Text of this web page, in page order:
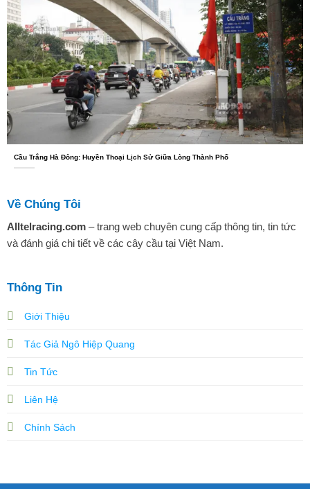
Về Chúng Tôi
Alltelracing.com– trang web chuyên cung cấp thông tin, tin tức
và đánh giá chi tiết về các cây cầu tại Việt Nam.
Thông Tin
Giới Thiệu
Tác Giả Ngô Hiệp Quang
Tin Tức
Liên Hệ
Chính Sách
Cầu Trắng Hà Đông: Huyền Thoại Lịch Sử Giữa Lòng Thành Phố